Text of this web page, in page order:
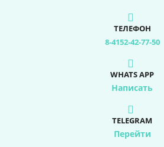
ТЕЛЕФОН
8-4152-42-77-50
WHATS APP
Написать
TELEGRAM
Перейти